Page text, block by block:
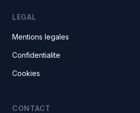
LEGAL
Mentions legales
Confidentialite
Cookies
CONTACT